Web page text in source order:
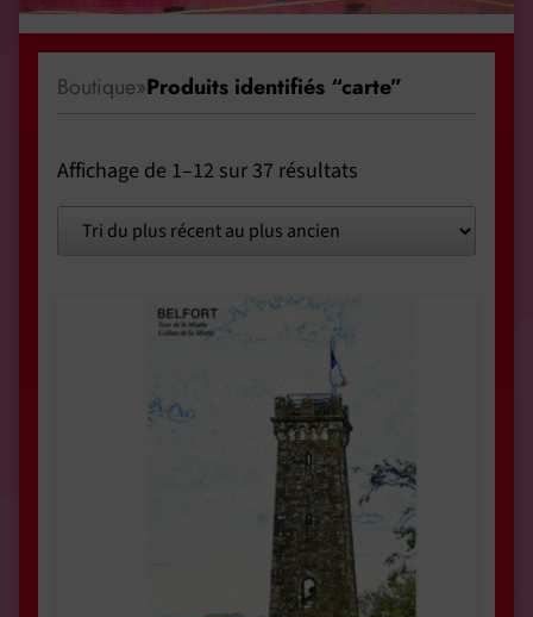
Boutique»Produits identifiés “carte”
Affichage de 1–12 sur 37 résultats